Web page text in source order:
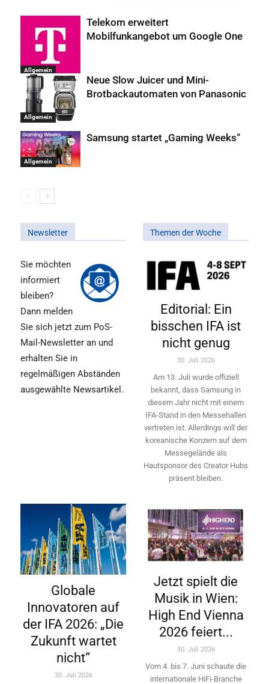
Allgemein
Telekom erweitert
Mobilfunkangebot um Google One
Allgemein
Neue Slow Juicer und Mini-
Brotbackautomaten von Panasonic
Allgemein
Samsung startet „Gaming Weeks“
Newsletter
Sie möchten
informiert
bleiben?
Dann melden
Sie sich jetzt zum PoS-
Mail-Newsletter an und
erhalten Sie in
regelmäßigen Abständen
ausgewählte Newsartikel.
Themen der Woche
Editorial: Ein
bisschen IFA ist
nicht genug
30. Juli 2026
Am 13. Juli wurde offiziell
bekannt, dass Samsung in
diesem Jahr nicht mit einem
IFA-Stand in den Messehallen
vertreten ist. Allerdings will ­der
koreanische Konzern auf dem
Messegelände als
Hautsponsor des Creator Hubs
präsent bleiben.
Globale
Innovatoren auf
der IFA 2026: „Die
Zukunft wartet
nicht“
30. Juli 2026
Jetzt spielt die
Musik in Wien:
High End Vienna
2026 feiert...
30. Juli 2026
Vom 4. bis 7. Juni schaute die
internationale HiFi-Branche